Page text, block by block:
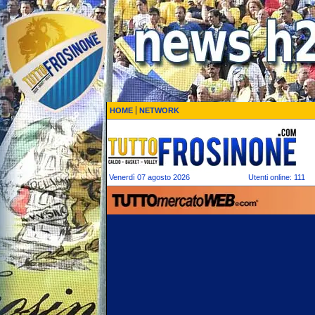
HOME NETWORK
Venerdì 07 agosto 2026 Utenti online: 111